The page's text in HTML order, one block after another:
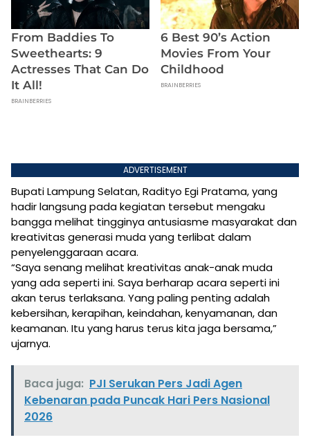
ADVERTISEMENT
Bupati Lampung Selatan, Radityo Egi Pratama, yang
hadir langsung pada kegiatan tersebut mengaku
bangga melihat tingginya antusiasme masyarakat dan
kreativitas generasi muda yang terlibat dalam
penyelenggaraan acara.
“Saya senang melihat kreativitas anak-anak muda
yang ada seperti ini. Saya berharap acara seperti ini
akan terus terlaksana. Yang paling penting adalah
kebersihan, kerapihan, keindahan, kenyamanan, dan
keamanan. Itu yang harus terus kita jaga bersama,”
ujarnya.
Baca juga: PJI Serukan Pers Jadi Agen
Kebenaran pada Puncak Hari Pers Nasional
2026